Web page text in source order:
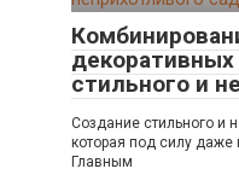
стильного и
Создание стильного и
которая под силу
Главным